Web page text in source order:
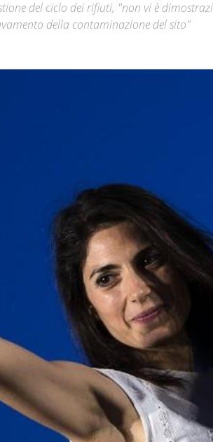
Città
del ciclo dei rifiuti, "non vi è
della contaminazione del sito"